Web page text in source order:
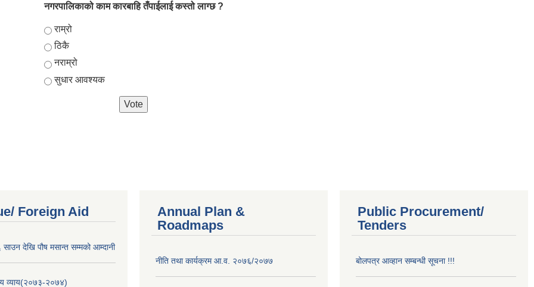
नगरपालिकाको काम कारबाहि तँपाईलाई कस्तो लाग्छ ?
Choices
राम्रो
ठिकै
नराम्रो
सुधार आवश्यक
Foreign Aid
साउन देखि पौष मसान्त सम्मको आम्दानी
२०७४)
Annual Plan &
Roadmaps
नीति तथा कार्यक्रम आ.व. २०७६/२०७७
Public Procurement/
Tenders
बोलपत्र आव्हान सम्बन्धी सूचना !!!